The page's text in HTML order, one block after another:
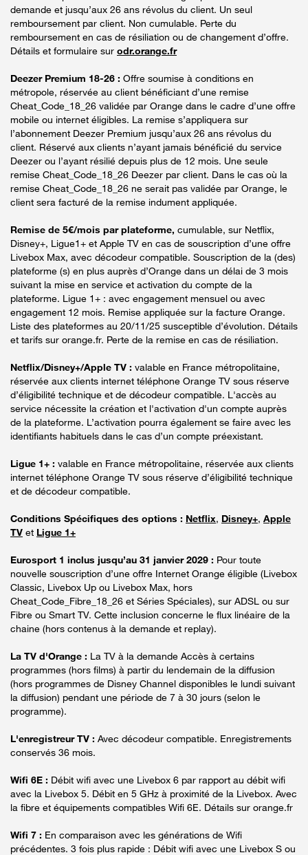
demande et jusqu’aux 26 ans révolus du client. Un seul
remboursement par client. Non cumulable. Perte du
remboursement en cas de résiliation ou de changement d’offre.
Détails et formulaire sur odr.orange.fr
Deezer Premium 18-26 : Offre soumise à conditions en
métropole, réservée au client bénéficiant d’une remise
Cheat_Code_18_26 validée par Orange dans le cadre d’une offre
mobile ou internet éligibles. La remise s’appliquera sur
l’abonnement Deezer Premium jusqu’aux 26 ans révolus du
client. Réservé aux clients n’ayant jamais bénéficié du service
Deezer ou l’ayant résilié depuis plus de 12 mois. Une seule
remise Cheat_Code_18_26 Deezer par client. Dans le cas où la
remise Cheat_Code_18_26 ne serait pas validée par Orange, le
client sera facturé de la remise indument appliquée.
Remise de 5€/mois par plateforme, cumulable, sur Netflix,
Disney+, Ligue1+ et Apple TV en cas de souscription d’une offre
Livebox Max, avec décodeur compatible. Souscription de la (des)
plateforme (s) en plus auprès d’Orange dans un délai de 3 mois
suivant la mise en service et activation du compte de la
plateforme. Ligue 1+ : avec engagement mensuel ou avec
engagement 12 mois. Remise appliquée sur la facture Orange.
Liste des plateformes au 20/11/25 susceptible d’évolution. Détails
et tarifs sur orange.fr. Perte de la remise en cas de résiliation.
Netflix/Disney+/Apple TV : valable en France métropolitaine,
réservée aux clients internet téléphone Orange TV sous réserve
d’éligibilité technique et de décodeur compatible. L'accès au
service nécessite la création et l'activation d'un compte auprès
de la plateforme. L’activation pourra également se faire avec les
identifiants habituels dans le cas d’un compte préexistant.
Ligue 1+ : valable en France métropolitaine, réservée aux clients
internet téléphone Orange TV sous réserve d’éligibilité technique
et de décodeur compatible.
Conditions Spécifiques des options : Netflix, Disney+, Apple
TV et Ligue 1+
Eurosport 1 inclus jusqu’au 31 janvier 2029 : Pour toute
nouvelle souscription d’une offre Internet Orange éligible (Livebox
Classic, Livebox Up ou Livebox Max, hors
Cheat_Code_Fibre_18_26 et Séries Spéciales), sur ADSL ou sur
Fibre ou Smart TV. Cette inclusion concerne le flux linéaire de la
chaine (hors contenus à la demande et replay).
La TV d'Orange : La TV à la demande Accès à certains
programmes (hors films) à partir du lendemain de la diffusion
(hors programmes de Disney Channel disponibles le lundi suivant
la diffusion) pendant une période de 7 à 30 jours (selon le
programme).
L'enregistreur TV : Avec décodeur compatible. Enregistrements
conservés 36 mois.
Wifi 6E : Débit wifi avec une Livebox 6 par rapport au débit wifi
avec la Livebox 5. Débit en 5 GHz à proximité de la Livebox. Avec
la fibre et équipements compatibles Wifi 6E. Détails sur orange.fr
Wifi 7 : En comparaison avec les générations de Wifi
précédentes. 3 fois plus rapide : Débit wifi avec une Livebox S ou